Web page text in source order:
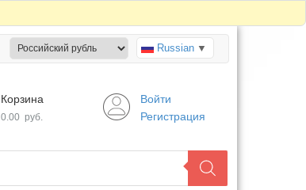
Russian ▼
Корзина
0.00 руб.
Войти
Регистрация